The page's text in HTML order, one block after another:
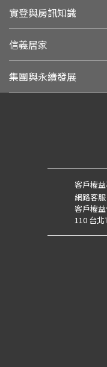
實登與房訊知識
信義居家
集團與永續發展
客戶權
網路客服
客戶權益
110 台